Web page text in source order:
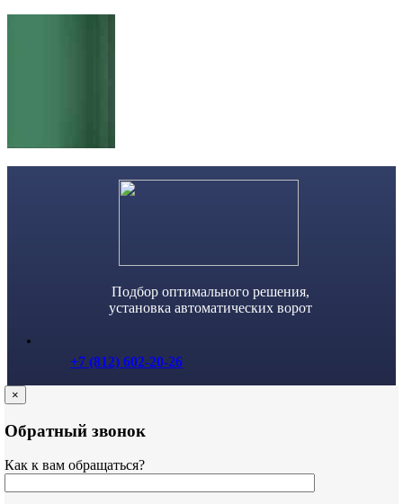
Подбор оптимального решения,
установка автоматических ворот
+7 (812) 602-20-26
×
Обратный звонок
Как к вам обращаться?